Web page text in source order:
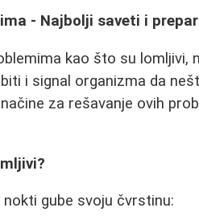
- Najbolji saveti i
kao što su lomljivi,
i signal organizma da
za rešavanje ovih
gube svoju čvrstinu: